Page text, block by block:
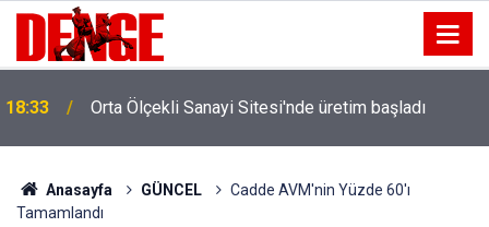
18:33 Orta Ölçekli Sanayi Sitesi'nde üretim başladı
Anasayfa GÜNCEL
Cadde AVM'nin Yüzde 60'ı
Tamamlandı